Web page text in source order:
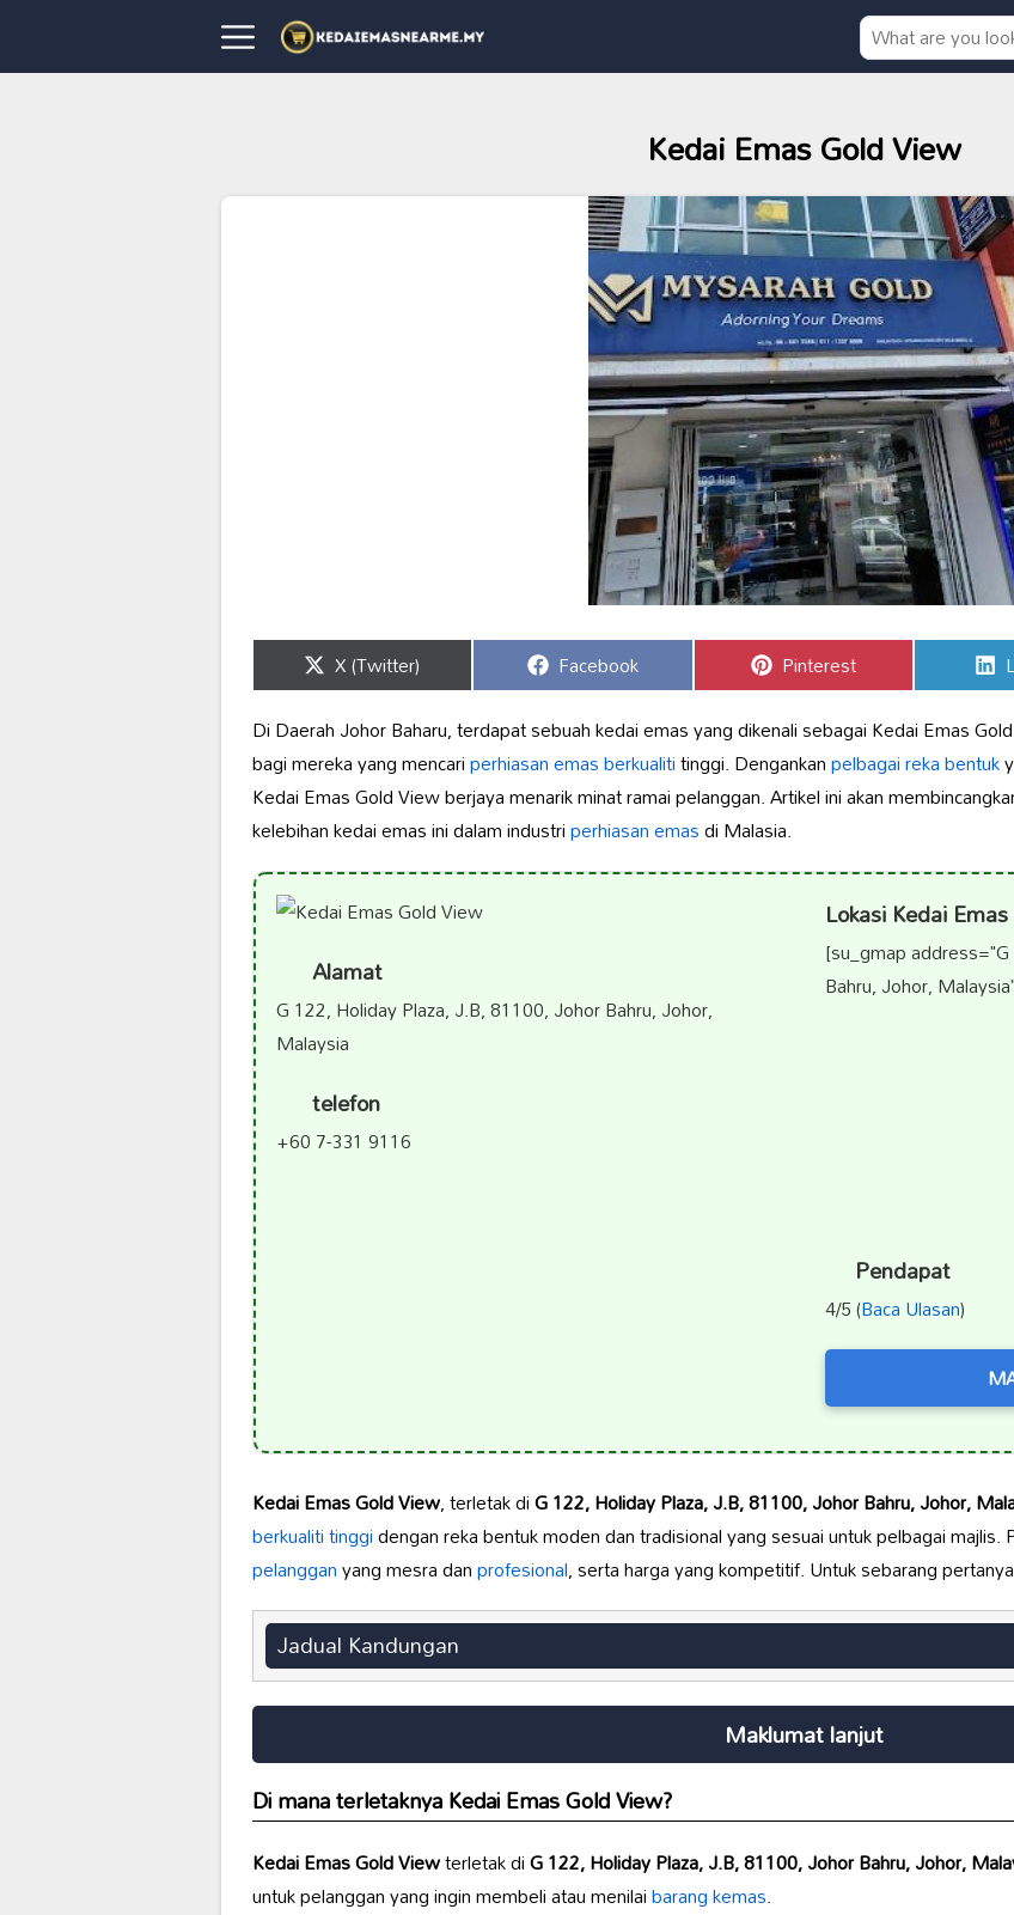
Kedai Emas Gold View
Share
on
X (Twitter) Share
on
Facebook Share
on
Pinterest
Di Daerah Johor Baharu, terdapat sebuah kedai emas yang dikenali sebagai Kedai Emas
bagi mereka yang mencariperhiasan emas berkualititinggi. Dengankanpelbagai reka bentuk
Kedai Emas Gold View berjaya menarik minat ramai pelanggan. Artikel ini akan
kelebihan kedai emas ini dalam industriperhiasan emasdi Malasia.
Alamat
G 122, Holiday Plaza, J.B, 81100, Johor Bahru, Johor,
Malaysia
telefon
+60 7-331 9116
Lokasi Kedai
[su_gmap
Bahru, Johor,
Pendapat
4/5 (Baca Ulasan)
Kedai Emas Gold View, terletak diG 122, Holiday Plaza, J.B, 81100, Johor Bahru, Johor,
berkualiti tinggidengan reka bentuk moden dan tradisional yang sesuai untuk pelbagai majlis.
pelangganyang mesra danprofesional, serta harga yang kompetitif. Untuk sebarang
Jadual Kandungan
Maklumat lanjut
Di mana terletaknyaKedai Emas Gold View?
Kedai Emas Gold Viewterletak diG 122, Holiday Plaza, J.B, 81100, Johor Bahru, Johor,
untuk pelanggan yang ingin membeli atau menilaibarang kemas.